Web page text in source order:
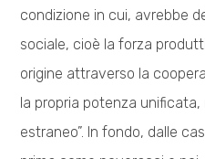
condizione in cui, avrebbe
sociale, cioè la forza
origine attraverso la
la propria potenza
estraneo”. In fondo, dalle